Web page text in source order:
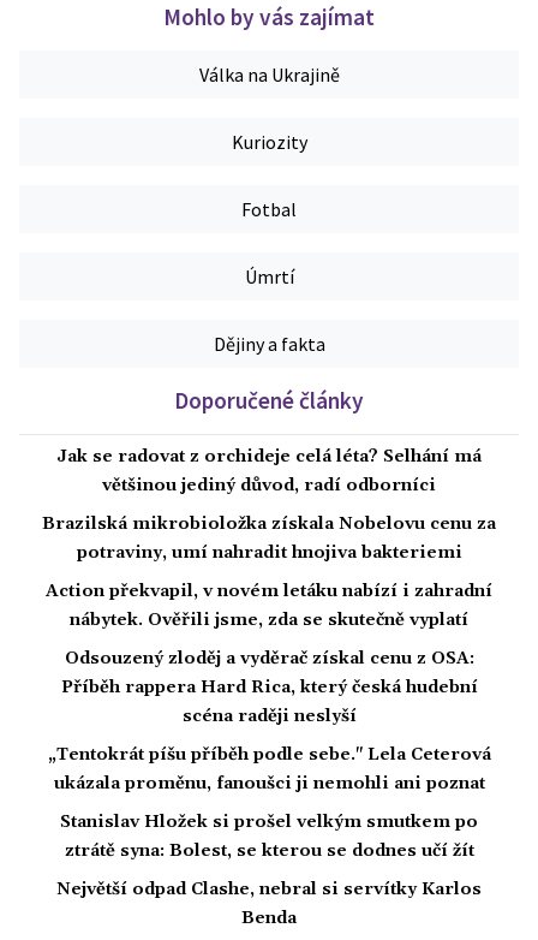
Mohlo by vás zajímat
Válka na Ukrajině
Kuriozity
Fotbal
Úmrtí
Dějiny a fakta
Doporučené články
Jak se radovat z orchideje celá léta? Selhání má
většinou jediný důvod, radí odborníci
Brazilská mikrobioložka získala Nobelovu cenu za
potraviny, umí nahradit hnojiva bakteriemi
Action překvapil, v novém letáku nabízí i zahradní
nábytek. Ověřili jsme, zda se skutečně vyplatí
Odsouzený zloděj a vyděrač získal cenu z OSA:
Příběh rappera Hard Rica, který česká hudební
scéna raději neslyší
„Tentokrát píšu příběh podle sebe." Lela Ceterová
ukázala proměnu, fanoušci ji nemohli ani poznat
Stanislav Hložek si prošel velkým smutkem po
ztrátě syna: Bolest, se kterou se dodnes učí žít
Největší odpad Clashe, nebral si servítky Karlos
Benda